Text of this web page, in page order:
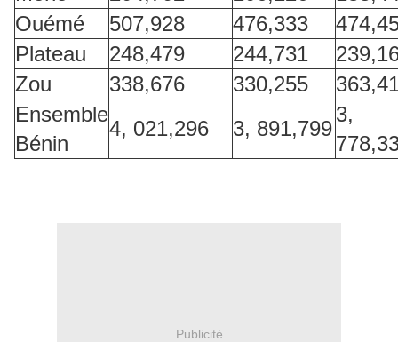
Ouémé
507,928 476,333
Plateau
248,479 244,731
Zou
338,676 330,255
Ensemble
Bénin
4, 021,296 3, 891,799
3,
Publicité